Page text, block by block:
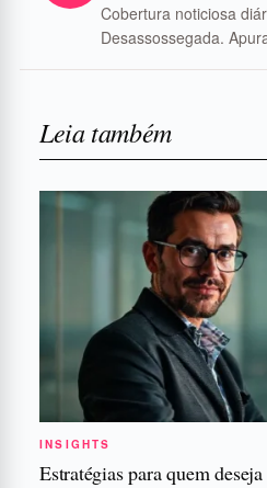
Cobertura noticiosa
Desassossegada.
Leia também
INSIGHTS
Estratégias para quem